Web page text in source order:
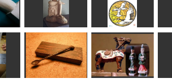
2 風神雷神
sigesama
弥勒菩薩
まあちゃん
よう
宝冠弥勒菩薩模刻
かっちゃん
平成31年 年賀状
fuku